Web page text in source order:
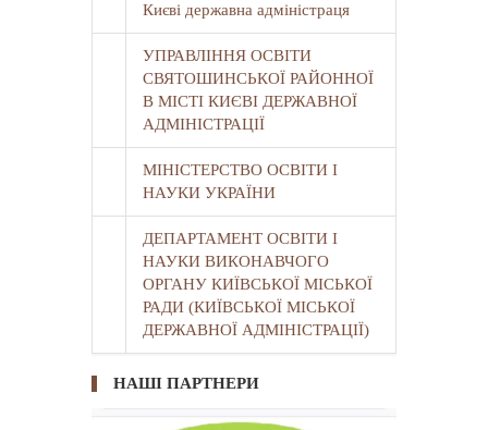
Києві державна адміністраця
УПРАВЛІННЯ ОСВІТИ
СВЯТОШИНСЬКОЇ РАЙОННОЇ
В МІСТІ КИЄВІ ДЕРЖАВНОЇ
АДМІНІСТРАЦІЇ
МІНІСТЕРСТВО ОСВІТИ І
НАУКИ УКРАЇНИ
ДЕПАРТАМЕНТ ОСВІТИ І
НАУКИ ВИКОНАВЧОГО
ОРГАНУ КИЇВСЬКОЇ МІСЬКОЇ
РАДИ (КИЇВСЬКОЇ МІСЬКОЇ
ДЕРЖАВНОЇ АДМІНІСТРАЦІЇ)
НАШІ ПАРТНЕРИ